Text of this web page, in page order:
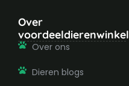
Over
voordeeldierenwinkel
Over ons
Dieren blogs